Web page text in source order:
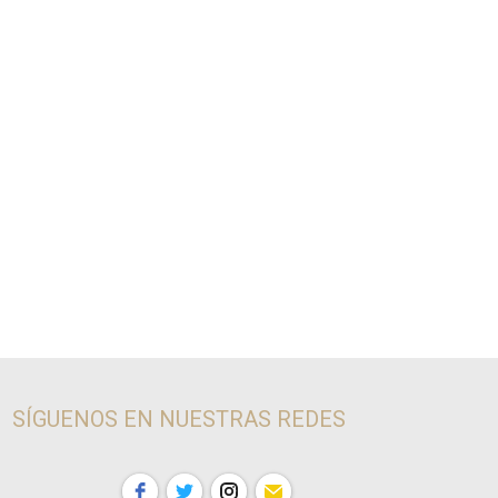
SÍGUENOS EN NUESTRAS REDES